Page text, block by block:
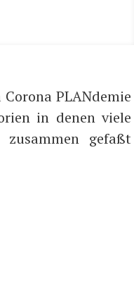
PLANdemie
in denen viele
zusammen gefaßt